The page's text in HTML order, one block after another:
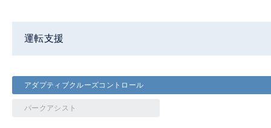
運転支援
アダプティブクルーズコントロール
パークアシスト